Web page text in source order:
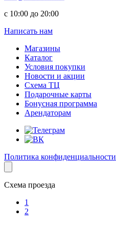
с 10:00 до 20:00
Написать нам
Магазины
Каталог
Условия покупки
Новости и акции
Схема ТЦ
Подарочные карты
Бонусная программа
Арендаторам
Политика конфиденциальности
Схема проезда
1
2